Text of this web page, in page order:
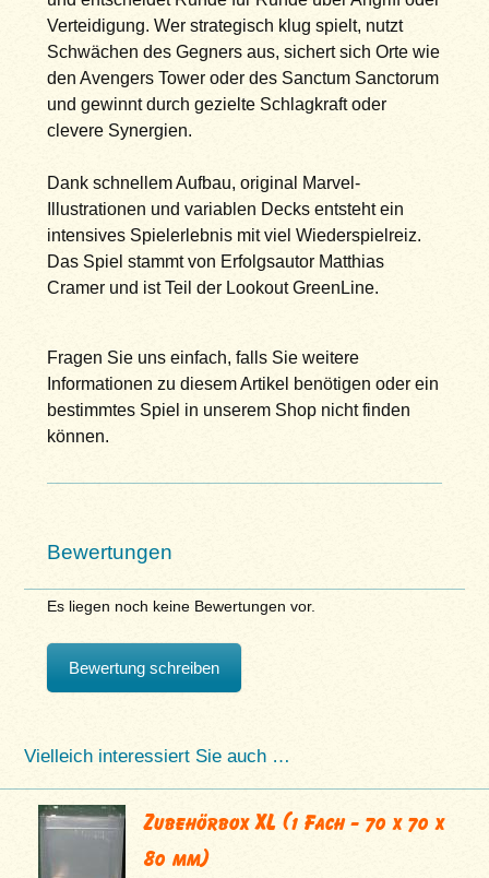
Verteidigung. Wer strategisch klug spielt, nutzt
Schwächen des Gegners aus, sichert sich Orte wie
den Avengers Tower oder des Sanctum Sanctorum
und gewinnt durch gezielte Schlagkraft oder
clevere Synergien.
Dank schnellem Aufbau, original Marvel-
Illustrationen und variablen Decks entsteht ein
intensives Spielerlebnis mit viel Wiederspielreiz.
Das Spiel stammt von Erfolgsautor Matthias
Cramer und ist Teil der Lookout GreenLine.
Fragen Sie uns einfach, falls Sie weitere
Informationen zu diesem Artikel benötigen oder ein
bestimmtes Spiel in unserem Shop nicht finden
können.
Bewertungen
Es liegen noch keine Bewertungen vor.
Bewertung schreiben
Vielleich interessiert Sie auch …
Zubehörbox XL (1 Fach - 70 x 70 x
80 mm)